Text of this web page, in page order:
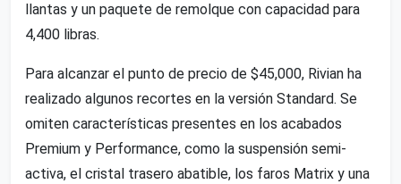
llantas y un paquete de remolque con capacidad para
4,400 libras.
Para alcanzar el punto de precio de $45,000, Rivian ha
realizado algunos recortes en la versión Standard. Se
omiten características presentes en los acabados
Premium y Performance, como la suspensión semi-
activa, el cristal trasero abatible, los faros Matrix y una